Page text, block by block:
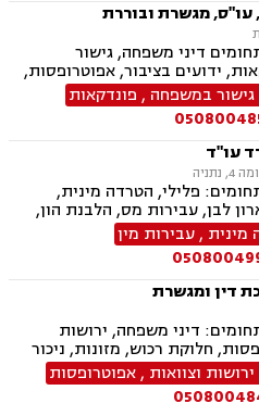
עו"ס, מגשרת ובוררת
דיני משפחה, גישור
ידועים בציבור, אפוטרופסות,
מזונות, משמורת, גירושין,
אזרחיים, חוק הנוער,
מעמד אישי, זמני שהות, אומנה,
גישור במשפחה , פונדקאות
עו"ד
פלילי, הטרדה מינית,
לבן, עבירות מס, הלבנת הון,
סמים, ועדת שיחרורים,
שלילת רישיון נהיגה,
המכון הרפואי לבטיחות
הוצאה לפועל, דיני משפלה,
וירושות, יפוי כוח מתמשך
מינית ,עבירות מין
דין ומגשרת
דיני משפחה, ירושות
חלוקת רכוש, מזונות, ניכור
גירושין, גישור במשפחה,
בציבור, מעמד אישי, הורות
ירושות וצוואות ,אפוטרופסות